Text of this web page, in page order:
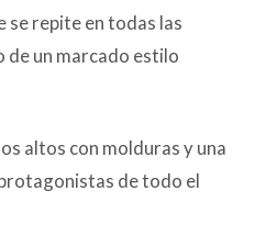
se repite en todas las
de un marcado estilo
altos con molduras y una
de todo el